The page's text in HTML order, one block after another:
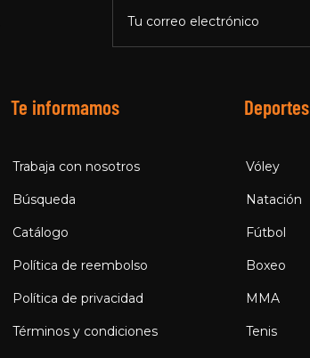
Tu correo electrónico
Te informamos
Trabaja con nosotros
Búsqueda
Catálogo
Política de reembolso
Política de privacidad
Términos y condiciones
Deportes
Vóley
Natación
Fútbol
Boxeo
MMA
Tenis